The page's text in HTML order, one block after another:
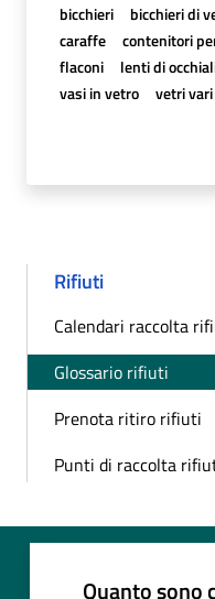
bicchieri bicchieri di
caraffe
contenitori
flaconi
lenti di
vasi in vetro
vetri
Rifiuti
Calendari raccolta
Glossario rifiuti
Prenota ritiro rifiuti
Punti di raccolta
Quanto sono